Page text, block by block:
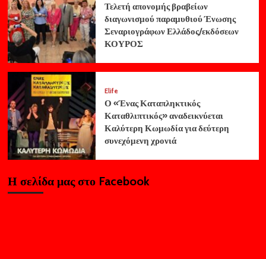
Τελετή απονομής βραβείων
διαγωνισμού παραμυθιού Ένωσης
Σεναριογράφων Ελλάδος/εκδόσεων
ΚΟΥΡΟΣ
Elife
Ο «Ένας Καταπληκτικός
Καταθλιπτικός» αναδεικνύεται
Καλύτερη Κωμωδία για δεύτερη
συνεχόμενη χρονιά
Η σελίδα μας στο Facebook